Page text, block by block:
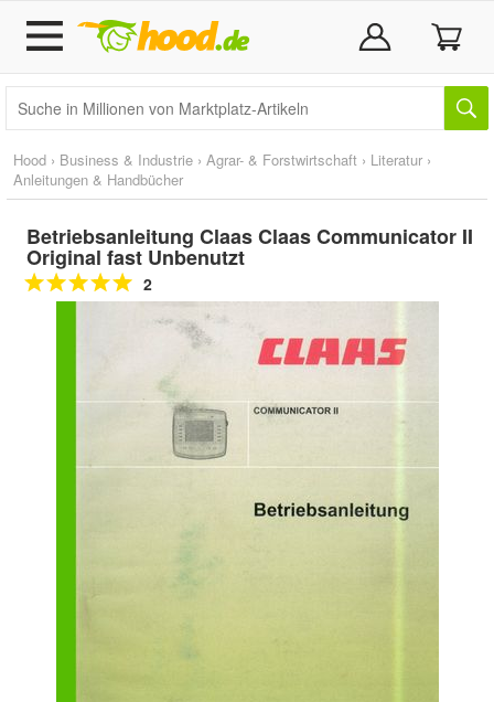
Hood › Business & Industrie › Agrar- & Forstwirtschaft › Literatur ›
Anleitungen & Handbücher
Betriebsanleitung Claas Claas Communicator II
Original fast Unbenutzt
2